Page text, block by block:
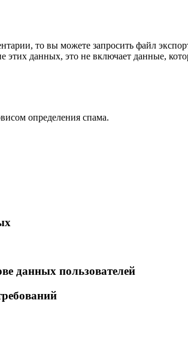
то вы можете запросить файл
данных, это не включает данные,
определения спама.
данных пользователей